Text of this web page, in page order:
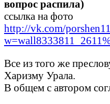
вопрос распила)
ссылка на фото
http://vk.com/
Все из того же
Харизму Урала.
В общем с автором